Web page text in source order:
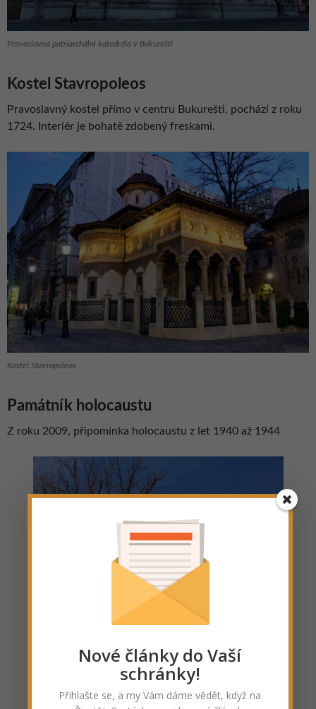
Pravoslavná patriarchální katedrála v Bukurešti
Kostel Stavropoleos
Pravoslavný kostel přímo v centru Bukurešti, pochází z roku
1724. Interiér je bohatě zdobený freskami.
Kostel Stavropoleos
Památník holocaustu
Z roku 2009, připomínka holocaustu z let 1940 až 1944
Nové články do Vaší
schránky!
Přihlašte se, a my Vám dáme vědět, když na